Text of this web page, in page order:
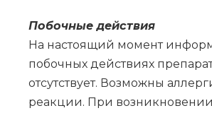
По­боч­ные действия
На настоящий момент
побочных действиях
отсутствует. Возможны
реакции. При